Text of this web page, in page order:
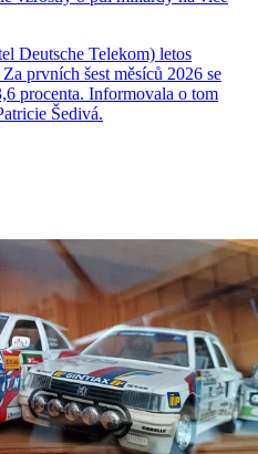
Deutsche Telekom) letos
prvních šest měsíců 2026 se
procenta. Informovala o tom
Šedivá.